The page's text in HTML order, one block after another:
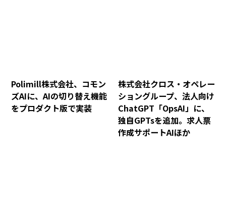
Polimill株式会社、コモン
ズAIに、AIの切り替え機能
をプロダクト版で実装
株式会社クロス・オペレー
ショングループ、法人向け
ChatGPT「OpsAI」に、
独自GPTsを追加。求人票
作成サポートAIほか